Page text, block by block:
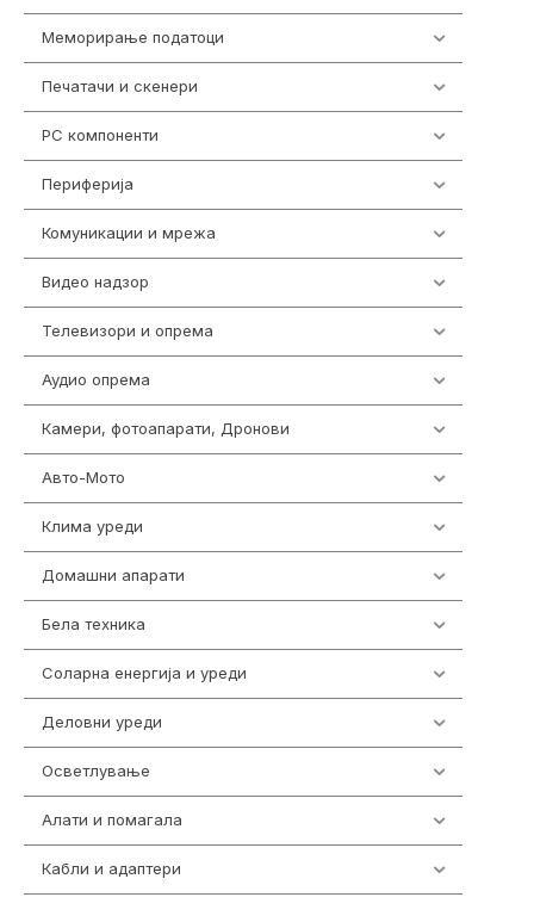
Меморирање податоци
Печатачи и скенери
PC компоненти
Периферија
Комуникации и мрежа
Видео надзор
Телевизори и опрема
Аудио опрема
Камери, фотоапарати, Дронови
Авто-Мото
Клима уреди
Домашни апарати
Бела техника
Соларна енергија и уреди
Деловни уреди
Осветлување
Алати и помагала
Кабли и адаптери